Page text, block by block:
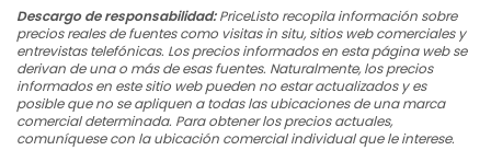
Descargo de responsabilidad:PriceListo recopila información sobre
precios reales de fuentes como visitas in situ, sitios web comerciales y
entrevistas telefónicas. Los precios informados en esta página web se
derivan de una o más de esas fuentes. Naturalmente, los precios
informados en este sitio web pueden no estar actualizados y es
posible que no se apliquen a todas las ubicaciones de una marca
comercial determinada. Para obtener los precios actuales,
comuníquese con la ubicación comercial individual que le interese.